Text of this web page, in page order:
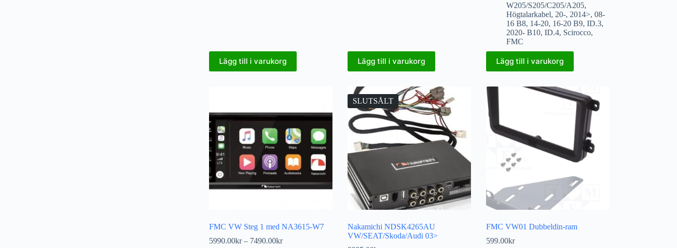
Lägg till i varukorg Lägg till i varukorg
W205/S205/C205/A205,
Högtalarkabel, 20-, 2014>, 08-
16 B8, 14-20, 16-20 B9, ID.3,
2020- B10, ID.4, Scirocco,
FMC
Lägg till i varukorg
FMC VW Steg 1 med NA3615-W7
5990.00kr – 7490.00kr
SLUTSÅLT
Nakamichi NDSK4265AU
VW/SEAT/Skoda/Audi 03>
FMC VW01 Dubbeldin-ram
599.00kr